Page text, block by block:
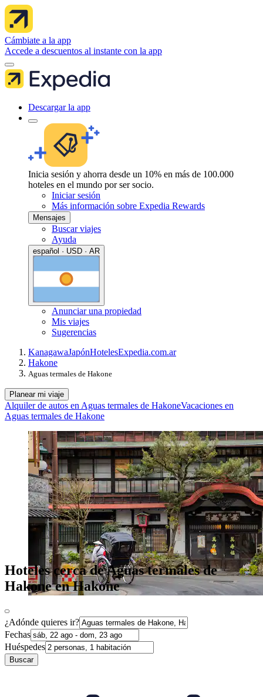
Cámbiate a la app
Accede a descuentos al instante con la app
Descargar la app
Inicia sesión y ahorra desde un 10% en más de 100.000
hoteles en el mundo por ser socio.
Iniciar sesión
Más información sobre Expedia Rewards
Mensajes
Buscar viajes
Ayuda
español · USD · AR
Anunciar una propiedad
Mis viajes
Sugerencias
KanagawaJapónHotelesExpedia.com.ar
Hakone
Aguas termales de Hakone
Planear mi viaje
Alquiler de autos en Aguas termales de HakoneVacaciones en
Aguas termales de Hakone
Hoteles cerca de Aguas termales de
Hakone en Hakone
¿Adónde quieres ir?
Fechas
Huéspedes
Buscar